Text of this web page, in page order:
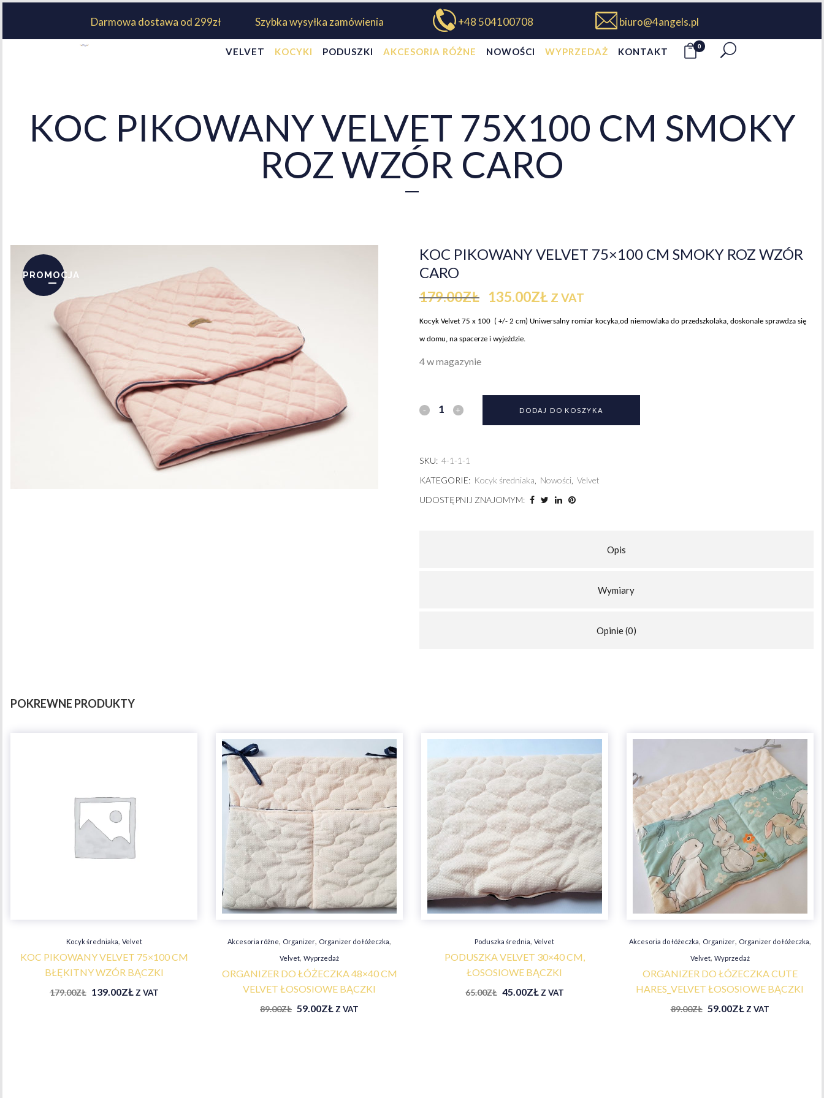
Darmowa dostawa od 299zł Szybka wysyłka zamówienia +48 504100708 biuro@4angels.pl
0
VELVET KOCYKI PODUSZKI AKCESORIA RÓŻNE NOWOŚCI WYPRZEDAŻ KONTAKT
KOC PIKOWANY VELVET 75X100 CM SMOKY
ROZ WZÓR CARO
PROMOCJA
KOC PIKOWANY VELVET 75×100 CM SMOKY ROZ WZÓR
CARO
179.00ZŁ 135.00ZŁ Z VAT
Kocyk Velvet 75 x 100 ( +/- 2 cm) Uniwersalny romiar kocyka,od niemowlaka do przedszkolaka, doskonale sprawdza się
w domu, na spacerze i wyjeździe.
4 w magazynie
DODAJ DO KOSZYKA
SKU: 4-1-1-1
KATEGORIE: Kocyk średniaka Nowości, Velvet
UDOSTĘPNIJ ZNAJOMYM:
Opis
Wymiary
Opinie (0)
POKREWNE PRODUKTY
Kocyk średniaka, Velvet
KOC PIKOWANY VELVET 75×100 CM
BŁĘKITNY WZÓR BĄCZKI
179.00ZŁ 139.00ZŁ Z VAT
Akcesoria różne, Organizer, Organizer do łóżeczka,
Velvet,Wyprzedaż
ORGANIZER DO ŁÓŻECZKA 48×40 CM
VELVET ŁOSOSIOWE BĄCZKI
89.00ZŁ 59.00ZŁ Z VAT
Poduszka średnia,Velvet
PODUSZKA VELVET 30×40 CM,
ŁOSOSIOWE BĄCZKI
65.00ZŁ 45.00ZŁ Z VAT
Akcesoria do łóżeczka, Organizer, Organizer do łóżeczka,
Velvet, Wyprzedaż
ORGANIZER DO ŁÓZECZKA CUTE
HARES_VELVET ŁOSOSIOWE BĄCZKI
89.00ZŁ 59.00ZŁ Z VAT